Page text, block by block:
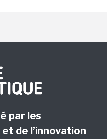
par les
de l’innovation